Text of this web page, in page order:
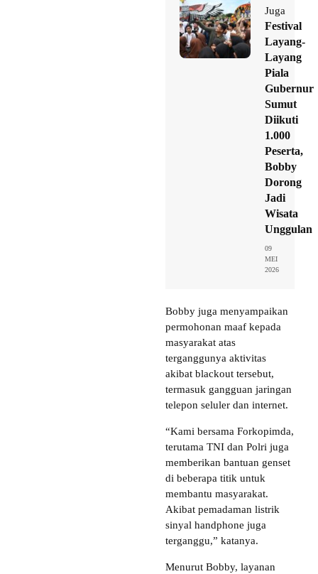
Juga
Festival
Layang-
Layang
Piala
Gubernur
Sumut
Diikuti
1.000
Peserta,
Bobby
Dorong
Jadi
Wisata
Unggulan
09
MEI
2026
Bobby juga menyampaikan
permohonan maaf kepada
masyarakat atas
terganggunya aktivitas
akibat blackout tersebut,
termasuk gangguan jaringan
telepon seluler dan internet.
“Kami bersama Forkopimda,
terutama TNI dan Polri juga
memberikan bantuan genset
di beberapa titik untuk
membantu masyarakat.
Akibat pemadaman listrik
sinyal handphone juga
terganggu,” katanya.
Menurut Bobby, layanan